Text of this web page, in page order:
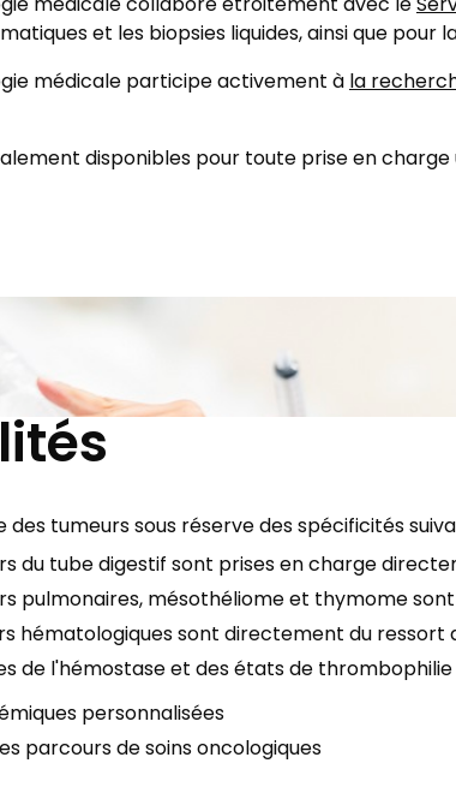
et les biopsies liquides, ainsi que
médicale participe activement àla
disponibles pour toute prise en
des tumeurs sous réserve des spécificités
du tube digestif sont prises en charge
pulmonaires, mésothéliome et thymome
hématologiques sont directement du ressort
de l'hémostase et des états de
personnalisées
parcours de soins oncologiques